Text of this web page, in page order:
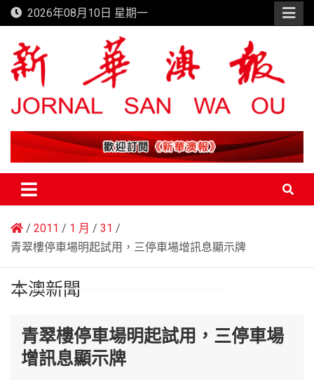
Skip
to
content
2026年08月10日 星期一
新華澳報
2011 1 月
31
青翠樓停車場明起試用，三停車場增訊息顯示牌
本澳新聞
青翠樓停車場明起試用，三停車場
增訊息顯示牌